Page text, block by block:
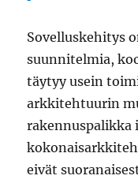
Sovelluskehitys
suunnitelmia,
täytyy usein
arkkitehtuurin
rakennuspalikka
eivät